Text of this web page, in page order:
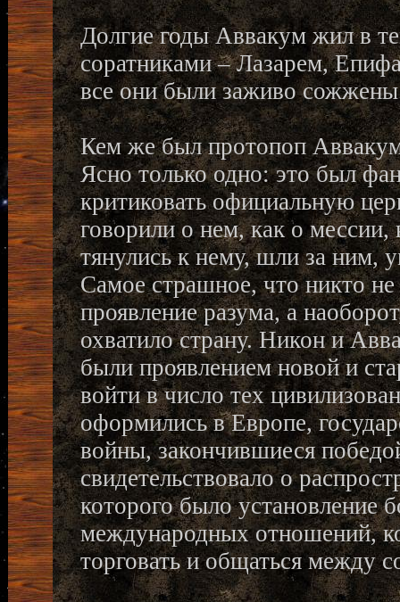
Долгие годы Аввакум жил в
соратниками – Лазарем,
все они были заживо
Кем же был протопоп
Ясно только одно: это был
критиковать официальную
говорили о нем, как о
тянулись к нему, шли за ним,
Самое страшное, что никто
проявление разума, а
охватило страну. Никон и
были проявлением новой и
войти в число тех
оформились в Европе,
войны, закончившиеся
свидетельствовало о
которого было установление
международных отношений,
торговать и общаться между